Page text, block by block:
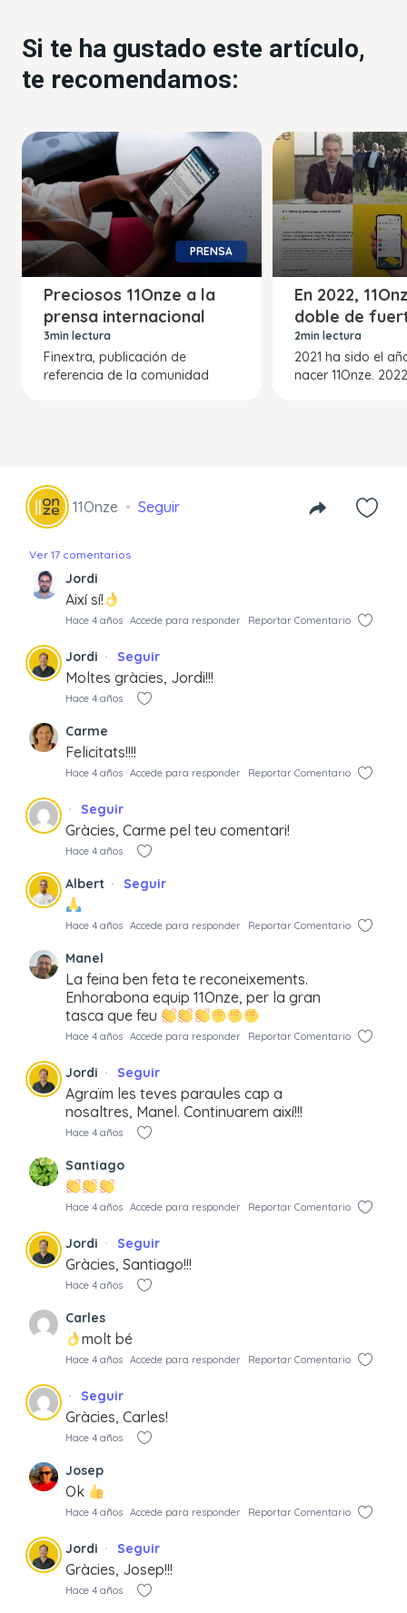
Si te ha gustado este artículo,
te recomendamos:
PRENSA
Preciosos 11Onze a la
prensa internacional
3min lectura
Finextra, publicación de
referencia de la comunidad
En 2022,
doble de
2min lectura
2021 ha sido el
nacer 11Onze.
11Onze Seguir
Ver 17 comentarios
Jordi
Així sí!
Hace 4 años Accede para responder Reportar Comentario
Jordi Seguir
Moltes gràcies, Jordi!!!
Hace 4 años
Carme
Felicitats!!!!
Hace 4 años Accede para responder Reportar Comentario
Seguir
Gràcies, Carme pel teu comentari!
Hace 4 años
Albert Seguir
Hace 4 años Accede para responder Reportar Comentario
Manel
La feina ben feta te reconeixements.
Enhorabona equip 11Onze, per la gran
tasca que feu
Hace 4 años Accede para responder Reportar Comentario
Jordi Seguir
Agraïm les teves paraules cap a
nosaltres, Manel. Continuarem així!!!
Hace 4 años
Santiago
Hace 4 años Accede para responder Reportar Comentario
Jordi Seguir
Gràcies, Santiago!!!
Hace 4 años
Carles
molt bé
Hace 4 años Accede para responder Reportar Comentario
Seguir
Gràcies, Carles!
Hace 4 años
Josep
Ok
Hace 4 años Accede para responder Reportar Comentario
Jordi Seguir
Gràcies, Josep!!!
Hace 4 años